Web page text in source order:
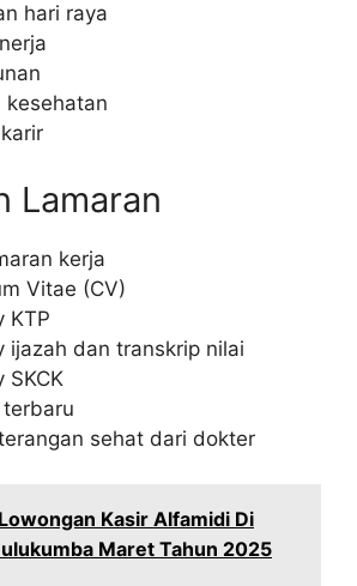
hari raya
kesehatan
Lamaran
kerja
Vitae (CV)
KTP
ijazah dan transkrip nilai
SKCK
sehat dari dokter
Lowongan Kasir Alfamidi Di
Maret Tahun 2025